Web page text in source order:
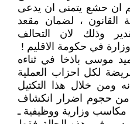
ان حشع يتمنى ان يدعى
القانون ، لضمان مقعد
وذلك لان التحالف
في حكومة الاقليم !
موسى باذخا في ثناءه
لكل احزاب العملية
ومن خلال هذا التكتيل
من حجوم اضرار انكشاف
مكاسب وزارية ووظيفية ـ